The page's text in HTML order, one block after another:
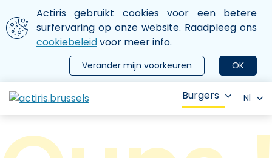
Aller au contenu principal
We gebruiken cookies
Actiris gebruikt cookies voor een betere
surfervaring op onze website. Raadpleeg ons
cookiebeleidvoor meer info.
OK
Verander mijn voorkeuren
le menu
Burgers Nl